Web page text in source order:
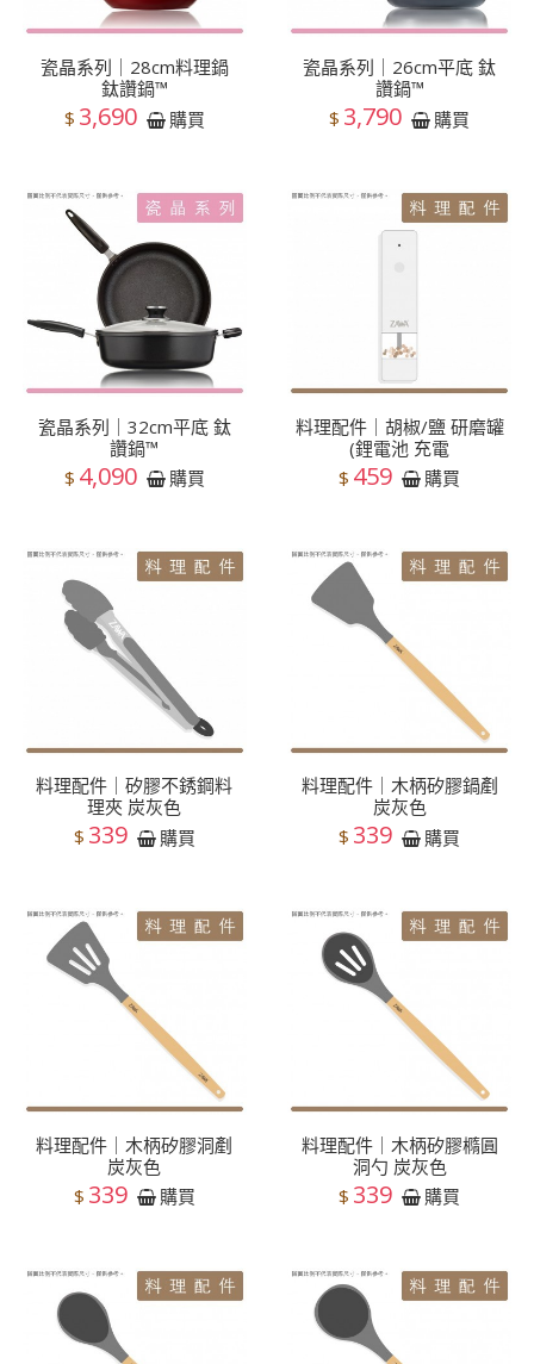
瓷晶系列｜28cm料理鍋
鈦讚鍋™
$ 3,690 購買
瓷晶系列｜26cm平底 鈦
讚鍋™
$ 3,790 購買
瓷晶系列｜32cm平底 鈦
讚鍋™
$ 4,090 購買
料理配件｜胡椒/鹽 研磨罐
(鋰電池 充電
$ 459 購買
料理配件｜矽膠不銹鋼料
理夾 炭灰色
$ 339 購買
料理配件｜木柄矽膠鍋剷
炭灰色
$ 339 購買
料理配件｜木柄矽膠洞剷
炭灰色
$ 339 購買
料理配件｜木柄矽膠橢圓
洞勺 炭灰色
$ 339 購買